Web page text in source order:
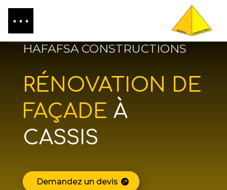
HAFAFSA CONSTRUCTIONS
RÉNOVATION DE
FAÇADE À
CASSIS
Demandez un devis